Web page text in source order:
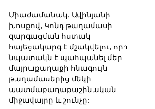
Միաժամանակ, Ավինյանի
խոսքով, Կոնդ թաղամասի
զարգացման հստակ
հայեցակարգ է մշակվելու, որի
նպատակն է պահպանել մեր
մայրաքաղաքի հնագույն
թաղամասերից մեկի
պատմաքաղաքաշինական
միջավայրը և շունչը: